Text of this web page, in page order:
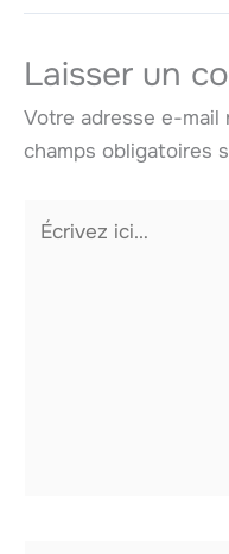
Laisser un
Votre adresse e-mail
champs obligatoires
Écrivez